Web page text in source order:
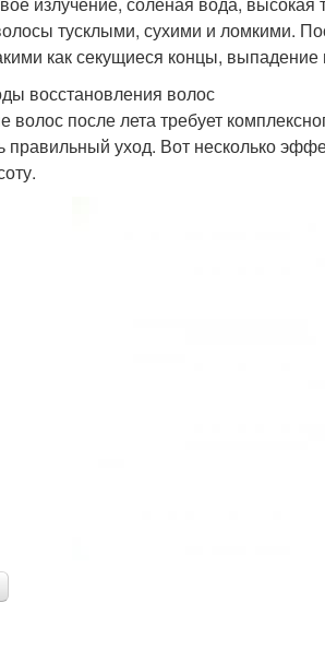
тусклыми, сухими и ломкими.
как секущиеся концы, выпадение
восстановления волос
волос после лета требует
правильный уход. Вот несколько